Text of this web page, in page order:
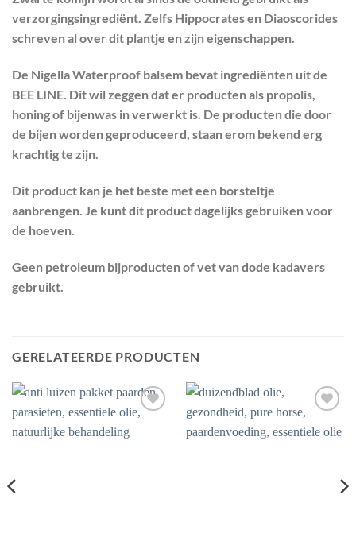
verzorgingsingrediënt. Zelfs Hippocrates en Diaoscorides
schreven al over dit plantje en zijn eigenschappen.
De Nigella Waterproof balsem bevat ingrediënten uit de
BEE LINE. Dit wil zeggen dat er producten als propolis,
honing of bijenwas in verwerkt is. De producten die door
de bijen worden geproduceerd, staan erom bekend erg
krachtig te zijn.
Dit product kan je het beste met een borsteltje
aanbrengen. Je kunt dit product dagelijks gebruiken voor
de hoeven.
Geen petroleum bijproducten of vet van dode kadavers
gebruikt.
GERELATEERDE PRODUCTEN
aan